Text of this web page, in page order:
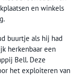
en winkels
buurtje als hij had
herkenbaar een
Bell. Deze
het exploiteren van